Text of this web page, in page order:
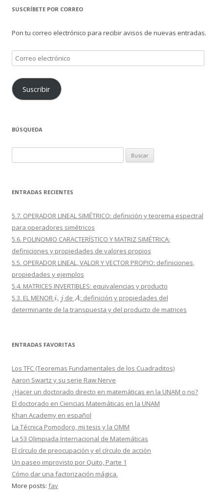
SUSCRÍBETE POR CORREO
Pon tu correo electrónico para recibir avisos de nuevas entradas.
Correo
electrónico
Suscribir
BÚSQUEDA
ENTRADAS RECIENTES
5.7. OPERADOR LINEAL SIMÉTRICO: definición y teorema espectral
para operadores simétricos
5.6. POLINOMIO CARACTERÍSTICO Y MATRIZ SIMÉTRICA:
definiciones y propiedades de valores propios
5.5. OPERADOR LINEAL, VALOR Y VECTOR PROPIO: definiciones,
propiedades y ejemplos
5.4. MATRICES INVERTIBLES: equivalencias y producto
5.3. EL MENORi,j de A: definición y propiedades del
determinante de la transpuesta y del producto de matrices
ENTRADAS FAVORITAS
Los TFC (Teoremas Fundamentales de los Cuadraditos)
Aaron Swartz y su serie Raw Nerve
¿Hacer un doctorado directo en matemáticas en la UNAM o no?
El doctorado en Ciencias Matemáticas en la UNAM
Khan Academy en español
La Técnica Pomodoro, mi tesis y la OMM
La 53 Olimpiada Internacional de Matemáticas
El círculo de preocupación y el círculo de acción
Un paseo improvisto por Quito, Parte 1
Cómo dar una factorización mágica.
More posts: fav